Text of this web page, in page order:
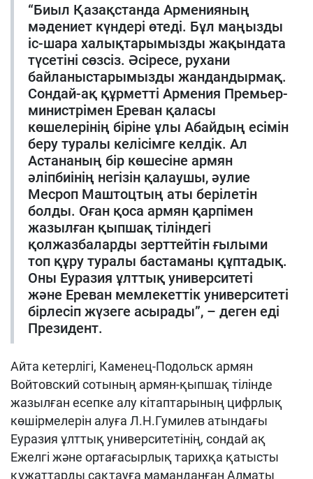
“Биыл Қазақстанда Арменияның
мәдениет күндері өтеді. Бұл маңызды
іс-шара халықтарымызды жақындата
түсетіні сөзсіз. Әсіресе, рухани
байланыстарымызды жандандырмақ.
Сондай-ақ құрметті Армения Премьер-
министрімен Ереван қаласы
көшелерінің біріне ұлы Абайдың есімін
беру туралы келісімге келдік. Ал
Астананың бір көшесіне армян
әліпбиінің негізін қалаушы, әулие
Месроп Маштоцтың аты берілетін
болды. Оған қоса армян қарпімен
жазылған қыпшақ тіліндегі
қолжазбаларды зерттейтін ғылыми
топ құру туралы бастаманы құптадық.
Оны Еуразия ұлттық университеті
және Ереван мемлекеттік университеті
бірлесіп жүзеге асырады”, – деген еді
Президент.
Айта кетерлігі, Каменец-Подольск армян
Войтовский сотының армян-қыпшақ тілінде
жазылған есепке алу кітаптарының цифрлық
көшірмелерін алуға Л.Н.Гумилев атындағы
Еуразия ұлттық университетінің, сондай ақ
Ежелгі және ортағасырлық тарихқа қатысты
құжаттарды сақтауға маманданған Алматы